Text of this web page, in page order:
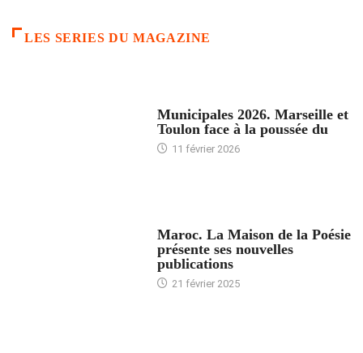
LES SERIES DU MAGAZINE
Municipales 2026. Marseille et
Toulon face à la poussée du
11 février 2026
Maroc. La Maison de la Poésie
présente ses nouvelles
publications
21 février 2025